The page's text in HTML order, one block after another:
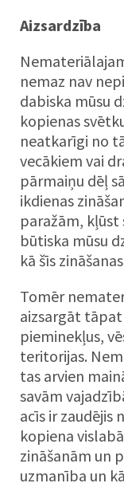
Aizsardzība
nemaz nav
dabiska mūsu
kopienas
neatkarīgi no
vecākiem vai
pārmaiņu dēļ
ikdienas
paražām,
būtiska mūsu
kā šīs
Tomēr
aizsargāt
pieminekļus,
teritorijas.
tas arvien
savām
acīs ir zaudējis
kopiena
zināšanām un
uzmanība un